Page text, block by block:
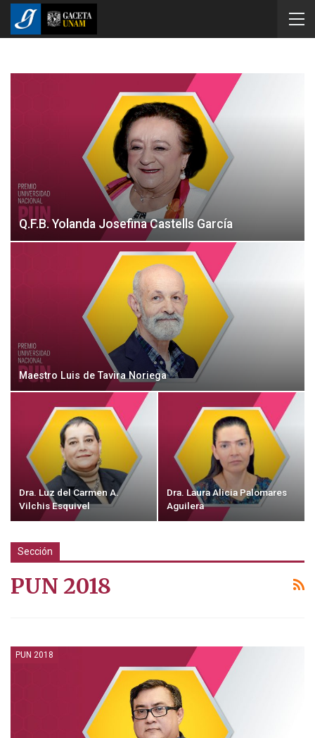
Q.F.B. Yolanda Josefina Castells García
Maestro Luis de Tavira Noriega
Dra. Luz del Carmen A.
Vilchis Esquivel
Dra. Laura Alicia Palomares
Aguilera
Sección
PUN 2018
PUN 2018